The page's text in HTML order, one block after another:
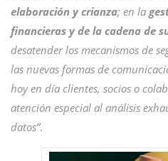
elaboración y crianza; en la
financieras y de la cadena de
desatender los mecanismos de
las nuevas formas de
hoy en día clientes, socios o
atención especial al análisis
datos”.